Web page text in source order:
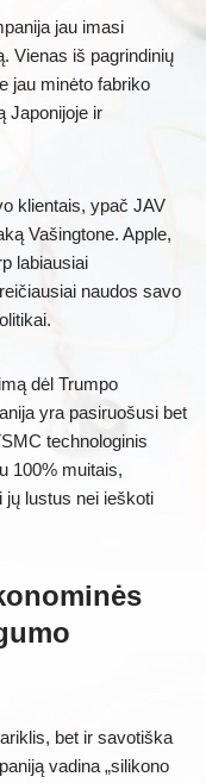
jau imasi
Vienas iš pagrindinių
jau minėto fabriko
Japonijoje ir
klientais, ypač JAV
Vašingtone. Apple,
labiausiai
naudos savo
dėl Trumpo
yra pasiruošusi bet
technologinis
100% muitais,
jų lustus nei ieškoti
bet ir savotiška
vadina „silikono